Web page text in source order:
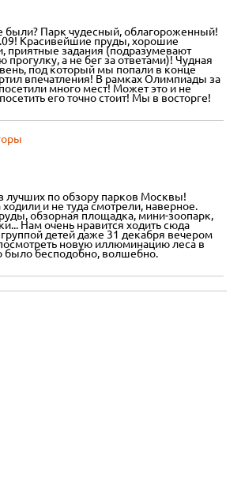
были? Парк чудесный, облагороженный!
Красивейшие пруды, хорошие
приятные задания (подразумевают
а не бег за ответами)! Чудная
под который мы попали в конце
впечатления! В рамках Олимпиады за
много мест! Может это и не
его точно стоит! Мы в восторге!
лучших по обзору парков Москвы!
и не туда смотрели, наверное.
обзорная площадка, мини-зоопарк,
Нам очень нравится ходить сюда
детей даже 31 декабря вечером
новую иллюминацию леса в
было бесподобно, волшебно.